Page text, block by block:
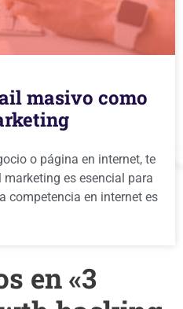
masivo como
o página en internet, te
es esencial para
competencia en internet es
en «3